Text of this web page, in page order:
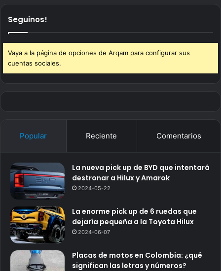
Seguinos!
Vaya a la página de opciones de Arqam para configurar sus
cuentas sociales.
Popular Reciente Comentarios
La nueva pick up de BYD que intentará
destronar a Hilux y Amarok
2024-05-22
La enorme pick up de 6 ruedas que
dejaría pequeña a la Toyota Hilux
2024-06-07
Placas de motos en Colombia: ¿qué
significan las letras y números?